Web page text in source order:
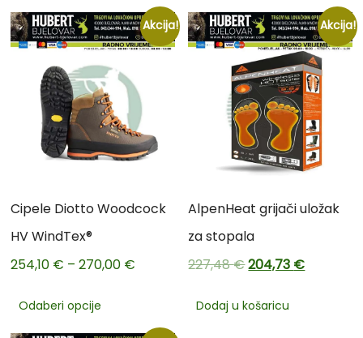
Akcija!
Cipele Diotto Woodcock
HV WindTex®
254,10 € – 270,00 €
Odaberi opcije
Akcija!
AlpenHeat grijači uložak
za stopala
227,48€204,73 €
Dodaj u košaricu